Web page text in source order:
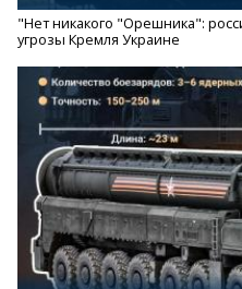
"Нет никакого "Орешника":
угрозы Кремля Украине